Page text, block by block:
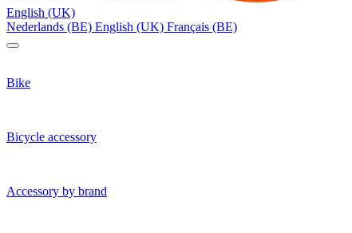
English (UK)
Nederlands (BE) English (UK) Français (BE)
Bike
Bicycle accessory
Accessory by brand